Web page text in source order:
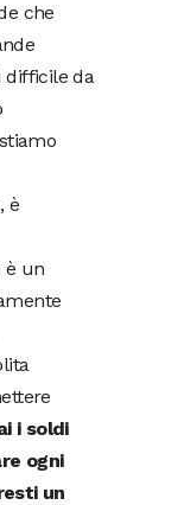
che
difficile da
è
è un
i soldi
ogni
un